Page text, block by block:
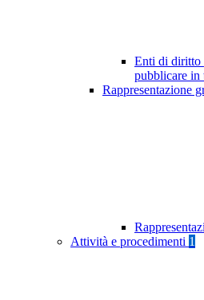
Enti di diritto
pubblicare in
Rappresentazione
Attività e procedimenti 1